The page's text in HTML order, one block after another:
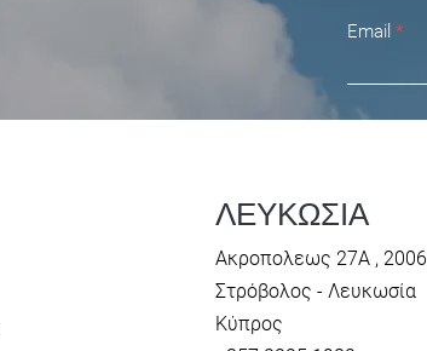
Email
ΛΕΥΚΩΣΙΑ
Ακροπολεως 27Α , 2006
Στρόβολος - Λευκωσία
Κύπρος